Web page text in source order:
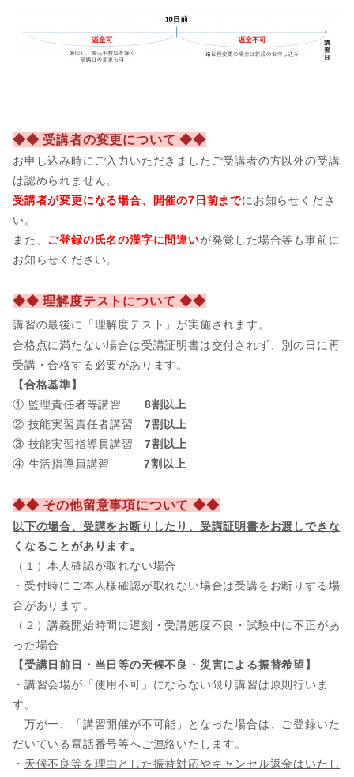
◆◆ 受講者の変更について ◆◆
お申し込み時にご入力いただきましたご受講者の方以外の受講
は認められません。
受講者が変更になる場合、開催の7日前までにお知らせくださ
い。
また、 ご登録の氏名の漢字に間違いが発覚した場合等も事前に
お知らせください。
◆◆ 理解度テストについて ◆◆
講習の最後に「理解度テスト」が実施されます。
合格点に満たない場合は受講証明書は交付されず、別の日に再
受講・合格する必要があります。
【合格基準】
① 監理責任者等講習 8割以上
② 技能実習責任者講習7割以上
③ 技能実習指導員講習7割以上
④ 生活指導員講習
7割以上
◆◆ その他留意事項について ◆◆
以下の場合、 受講をお断りしたり、受講証明書をお渡しできな
くなることがあります。
（１）本人確認が取れない場合
・受付時にご本人様確認が取れない場合は受講をお断りする場
合があります。
（２）講義開始時間に遅刻・受講態度不良・試験中に不正があ
った場合
【受講日前日・当日等の天候不良・災害による振替希望】
・講習会場が「使用不可」にならない限り講習は原則行いま
す。
万が一、「講習開催が不可能」となった場合は、ご登録いた
だいている電話番号等へご連絡いたします。
・ 天候不良等を理由とした振替対応やキャンセル返金はいたし